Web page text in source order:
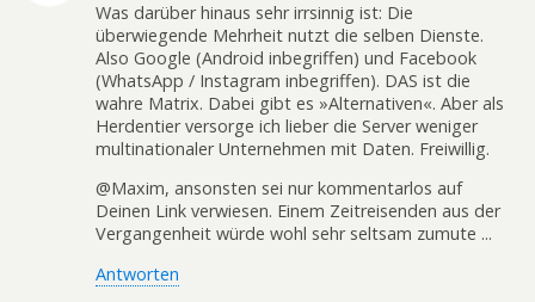
Was darüber hinaus sehr irrsinnig ist: Die
überwiegende Mehrheit nutzt die selben Dienste.
Also Google (Android inbegriffen) und Facebook
(WhatsApp / Instagram inbegriffen). DAS ist die
wahre Matrix. Dabei gibt es »Alternativen«. Aber als
Herdentier versorge ich lieber die Server weniger
multinationaler Unternehmen mit Daten. Freiwillig.
@Maxim, ansonsten sei nur kommentarlos auf
Deinen Link verwiesen. Einem Zeitreisenden aus der
Vergangenheit würde wohl sehr seltsam zumute ...
Antworten